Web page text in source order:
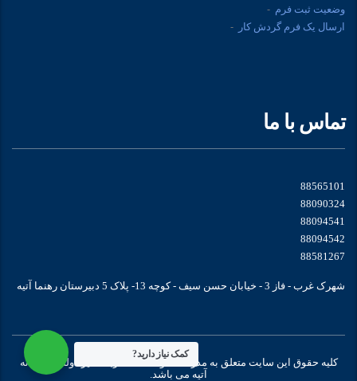
وضعیت ثبت فرم
ارسال یک فرم گردش کار
تماس با ما
88565101
88090324
88094541
88094542
88581267
شهرک غرب - فاز 3 - خیابان حسن سیف - کوچه 13- پلاک 5 دبیرستان رهنما آتیه
کلیه حقوق این سایت متعلق به مدرسه متوسطه سه زبانه غیر دولتی دخترانه
آتیه می باشد.
کمک نیاز دارید?